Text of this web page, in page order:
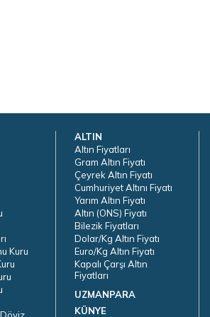
Kuru
ALTIN
Altın Fiyatları
Gram Altın Fiyatı
Çeyrek Altın Fiyatı
Cumhuriyet Altını Fiyatı
Yarım Altın Fiyatı
Altın (ONS) Fiyatı
Bilezik Fiyatları
Dolar/Kg Altın Fiyatı
Euro/Kg Altın Fiyatı
Kapalı Çarşı Altın
Fiyatları
UZMANPARA
KÜNYE